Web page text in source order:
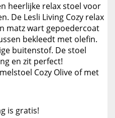
heerlijke relax stoel voor
De Lesli Living Cozy relax
matz wart gepoedercoat
bekleedt met olefin.
buitenstof. De stoel
en zit perfect!
Cozy Olive of met
is gratis!